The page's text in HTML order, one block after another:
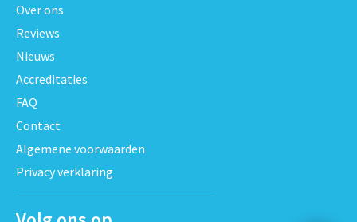
Over ons
Reviews
Nieuws
Accreditaties
FAQ
Contact
Algemene voorwaarden
Privacy verklaring